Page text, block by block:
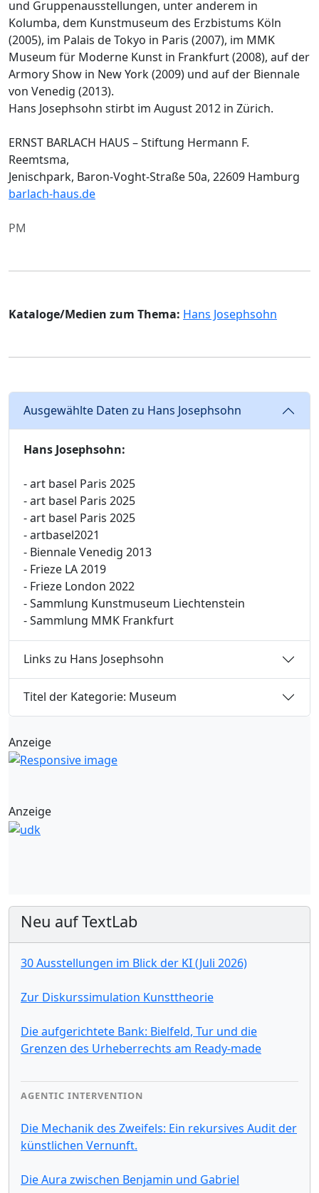
und Gruppenausstellungen, unter anderem in
Kolumba, dem Kunstmuseum des Erzbistums Köln
(2005), im Palais de Tokyo in Paris (2007), im MMK
Museum für Moderne Kunst in Frankfurt (2008), auf der
Armory Show in New York (2009) und auf der Biennale
von Venedig (2013).
Hans Josephsohn stirbt im August 2012 in Zürich.
ERNST BARLACH HAUS – Stiftung Hermann F.
Reemtsma,
Jenischpark, Baron-Voght-Straße 50a, 22609 Hamburg
barlach-haus.de
PM
Kataloge/Medien zum Thema: Hans Josephsohn
Ausgewählte Daten zu Hans Josephsohn
Hans Josephsohn:
- art basel Paris 2025
- art basel Paris 2025
- art basel Paris 2025
- artbasel2021
- Biennale Venedig 2013
- Frieze LA 2019
- Frieze London 2022
- Sammlung Kunstmuseum Liechtenstein
- Sammlung MMK Frankfurt
Links zu Hans Josephsohn
Titel der Kategorie: Museum
Anzeige
Anzeige
Neu auf TextLab
30 Ausstellungen im Blick der KI (Juli 2026)
Zur Diskurssimulation Kunsttheorie
Die aufgerichtete Bank: Bielfeld, Tur und die
Grenzen des Urheberrechts am Ready-made
AGENTIC INTERVENTION
Die Mechanik des Zweifels: Ein rekursives Audit der
künstlichen Vernunft.
Die Aura zwischen Benjamin und Gabriel